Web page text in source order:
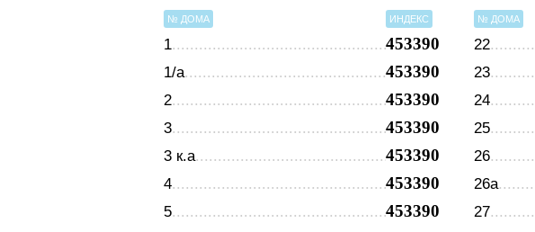
№ ДОМА ИНДЕКС
1 453390
1/а 453390
2 453390
3 453390
3 к.а 453390
4 453390
5 453390
№ ДОМА
22
23
24
25
26
26а
27